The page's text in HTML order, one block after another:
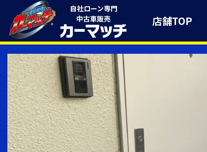
自社ローン専門
中古車販売
店舗TOP